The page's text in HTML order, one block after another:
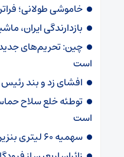
خاموشی طولانی؛
بازدارندگی ایران،
چین: تحریم‌های جدید
است
افشای زد و بند رئیس
توطئه خلع سلاح
است
سهمیه ۶۰ لیتری بنزین۱۵۰۰ تومانی ادامه دارد